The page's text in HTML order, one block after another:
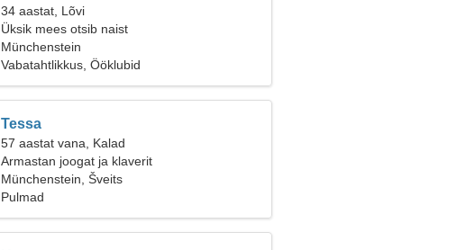
34 aastat, Lõvi
Üksik mees otsib naist
Münchenstein
Vabatahtlikkus, Ööklubid
Tessa
57 aastat vana, Kalad
Armastan joogat ja klaverit
Münchenstein, Šveits
Pulmad